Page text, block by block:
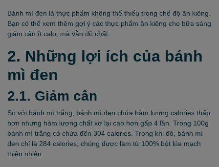
Bánh mì đen là thực phẩm không thể thiếu trong chế độ ăn kiêng.
Bạn có thể xem thêm gợi ý các thực phẩm ăn kiêng cho bữa sáng
giảm cân ít calo, mà vẫn đủ chất.
2. Những lợi ích của bánh
mì đen
2.1. Giảm cân
So với bánh mì trắng, bánh mì đen chứa hàm lượng calories thấp
hơn nhưng hàm lượng chất xơ lại cao hơn gấp 4 lần. Trong 100g
bánh mì trắng có chứa đến 304 calories. Trong khi đó, bánh mì
đen chỉ là 284 calories, chúng được làm từ 100% bột lúa mạch
thiên nhiên.